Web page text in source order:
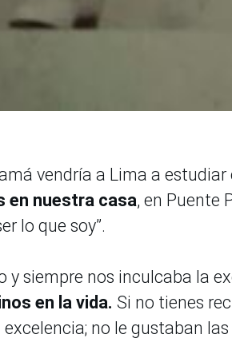
vendría a Lima a
en nuestra casa, en Puente
lo que soy”.
y siempre nos inculcaba la
en la vida. Si no tienes
no le gustaban